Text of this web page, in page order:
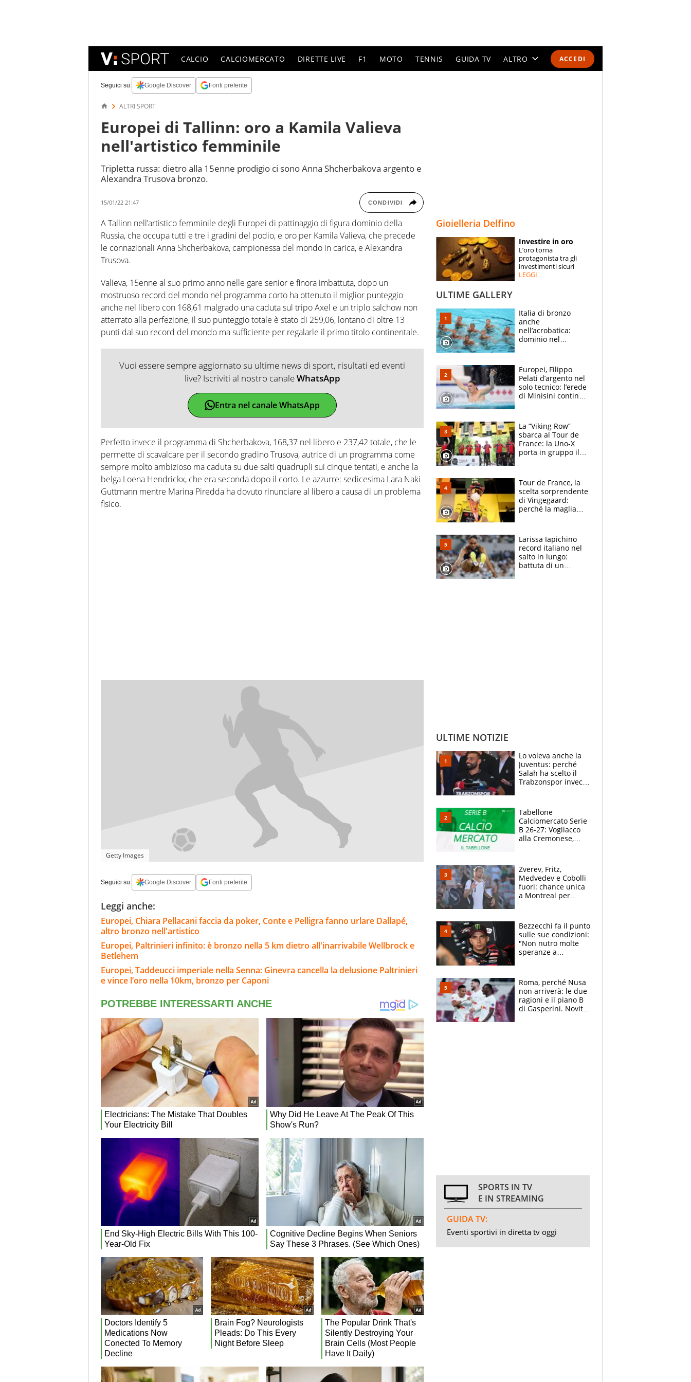
ACCEDI
CALCIO CALCIOMERCATO DIRETTE LIVE F1 MOTO TENNIS GUIDA TV ALTRO
SPECIALI
ESPERTI
Seguici su: Google Discover Fonti preferite
ALTRI SPORT
Europei di Tallinn: oro a Kamila Valieva
nell'artistico femminile
Tripletta russa: dietro alla 15enne prodigio ci sono Anna Shcherbakova argento e
Alexandra Trusova bronzo.
15/01/22 21:47 CONDIVIDI
A Tallinn nell’artistico femminile degli Europei di pattinaggio di figura dominio della
Russia, che occupa tutti e tre i gradini del podio, e oro per Kamila Valieva, che precede
le connazionali Anna Shcherbakova, campionessa del mondo in carica, e Alexandra
Trusova.
Valieva, 15enne al suo primo anno nelle gare senior e finora imbattuta, dopo un
mostruoso record del mondo nel programma corto ha ottenuto il miglior punteggio
anche nel libero con 168,61 malgrado una caduta sul tripo Axel e un triplo salchow non
atterrato alla perfezione, il suo punteggio totale è stato di 259,06, lontano di oltre 13
punti dal suo record del mondo ma sufficiente per regalarle il primo titolo continentale.
Vuoi essere sempre aggiornato su ultime news di sport, risultati ed eventi
live? Iscriviti al nostro canaleWhatsApp
Entra nel canale WhatsApp
Perfetto invece il programma di Shcherbakova, 168,37 nel libero e 237,42 totale, che le
permette di scavalcare per il secondo gradino Trusova, autrice di un programma come
sempre molto ambizioso ma caduta su due salti quadrupli sui cinque tentati, e anche la
belga Loena Hendrickx, che era seconda dopo il corto. Le azzurre: sedicesima Lara Naki
Guttmann mentre Marina Piredda ha dovuto rinunciare al libero a causa di un problema
fisico.
Getty Images
Seguici su: Google Discover Fonti preferite
Leggi anche:
Europei, Chiara Pellacani faccia da poker, Conte e Pelligra fanno urlare Dallapé,
altro bronzo nell'artistico
Europei, Paltrinieri infinito: è bronzo nella 5 km dietro all'inarrivabile Wellbrock e
Betlehem
Europei, Taddeucci imperiale nella Senna: Ginevra cancella la delusione Paltrinieri
e vince l’oro nella 10km, bronzo per Caponi
Gioielleria Delfino
Investire in oro
L’oro torna
protagonista tra gli
investimenti sicuri
LEGGI
ULTIME GALLERY
Italia di bronzo
anche
nell’acrobatica:
dominio nel
e compagni
continuare
Europei, Filippo
Pelati d’argento nel
solo tecnico: l’erede
di Minisini continua
mirino
La “Viking Row”
sbarca al Tour de
France: la Uno-X
porta in gruppo il
compagni
Tour de France, la
scelta sorprendente
di Vingegaard:
perché la maglia
rischio da evitare
Larissa Iapichino
record italiano nel
salto in lungo:
battuta di un
ULTIME NOTIZIE
Lo voleva anche la
Juventus: perché
Salah ha scelto il
Trabzonspor invece
Tabellone
Calciomercato Serie
B 26-27: Vogliacco
alla Cremonese,
Zverev, Fritz,
Medvedev e Cobolli
fuori: chance unica
a Montreal per
attacca le palline
Bezzecchi fa il punto
sulle sue condizioni:
"Non nutro molte
speranze a
da Aragon
Roma, perché Nusa
non arriverà: le due
ragioni e il piano B
di Gasperini. Novità
SPORTS IN TV
E IN STREAMING
GUIDA TV:
Eventi sportivi in diretta tv oggi